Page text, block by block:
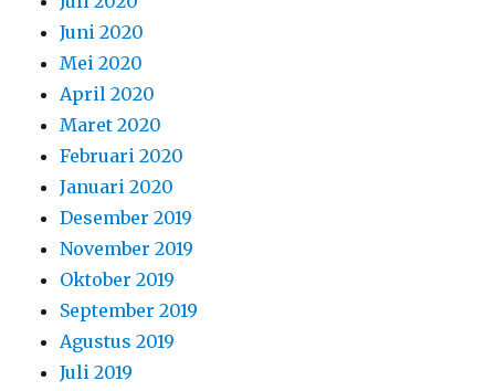
Juni 2020
Mei 2020
April 2020
Maret 2020
Februari 2020
Januari 2020
Desember 2019
November 2019
Oktober 2019
September 2019
Agustus 2019
Juli 2019